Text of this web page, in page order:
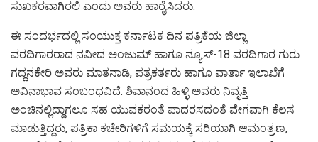
ಸುಖಕರವಾಗಿರಲಿ ಎಂದು ಅವರು ಹಾರೈಸಿದರು.
ಈ ಸಂದರ್ಭದಲ್ಲಿ ಸಂಯುಕ್ತ ಕರ್ನಾಟಕ ದಿನ ಪತ್ರಿಕೆಯ ಜಿಲ್ಲಾ
ವರದಿಗಾರರಾದ ನವೀದ ಅಂಜುಮ್ ಹಾಗೂ ನ್ಯೂಸ್-18 ವರದಿಗಾರ ಗುರು
ಗದ್ದನಕೇರಿ ಅವರು ಮಾತನಾಡಿ, ಪತ್ರಕರ್ತರು ಹಾಗೂ ವಾರ್ತಾ ಇಲಾಖೆಗೆ
ಅವಿನಾಭಾವ ಸಂಬಂಧವಿದೆ. ಶಿವಾನಂದ ಹಿಳ್ಳಿ ಅವರು ನಿವೃತ್ತಿ
ಅಂಚಿನಲ್ಲಿದ್ದಾಗಲೂ ಸಹ ಯುವಕರಂತೆ ಪಾದರಸದಂತೆ ವೇಗವಾಗಿ ಕೆಲಸ
ಮಾಡುತ್ತಿದ್ದರು, ಪತ್ರಿಕಾ ಕಚೇರಿಗಳಿಗೆ ಸಮಯಕ್ಕೆ ಸರಿಯಾಗಿ ಆಮಂತ್ರಣ,